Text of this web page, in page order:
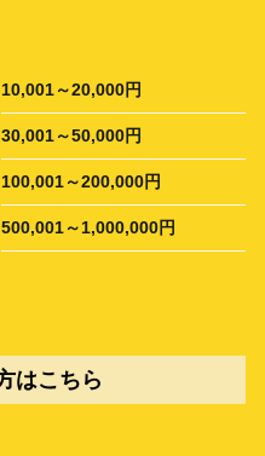
10,001～20,000円
30,001～50,000円
100,001～200,000円
500,001～1,000,000円
はこちら